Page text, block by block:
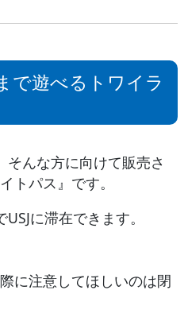
で遊べるトワイラ
そんな方に向けて販売さ
トパス』です。
に滞在できます。
に注意してほしいのは閉